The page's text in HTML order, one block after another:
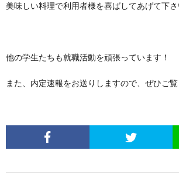
美味しい料理で利用者様を喜ばしてあげて下
他の学生たちも就職活動を頑張っています！
また、内定速報をお送りしますので、ぜひご